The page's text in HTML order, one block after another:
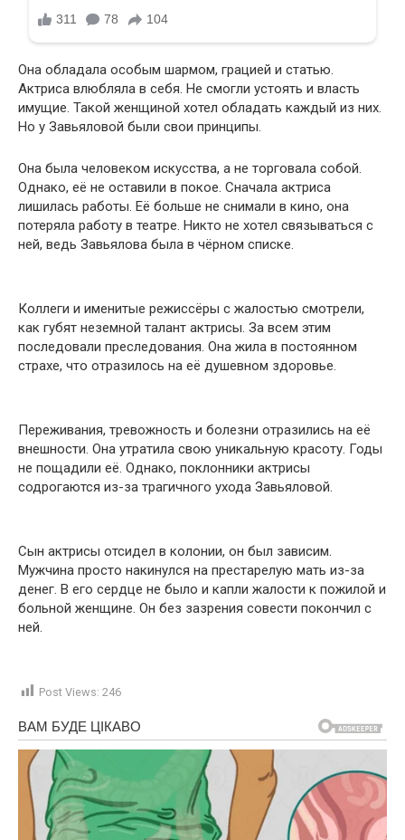
Она обладала особым шармом, грацией и статью.
Актриса влюбляла в себя. Не смогли устоять и власть
имущие. Такой женщиной хотел обладать каждый из них.
Но у Завьяловой были свои принципы.
Она была человеком искусства, а не торговала собой.
Однако, её не оставили в покое. Сначала актриса
лишилась работы. Её больше не снимали в кино, она
потеряла работу в театре. Никто не хотел связываться с
ней, ведь Завьялова была в чёрном списке.
Коллеги и именитые режиссёры с жалостью смотрели,
как губят неземной талант актрисы. За всем этим
последовали преследования. Она жила в постоянном
страхе, что отразилось на её душевном здоровье.
Переживания, тревожность и болезни отразились на её
внешности. Она утратила свою уникальную красоту. Годы
не пощадили её. Однако, поклонники актрисы
содрогаются из-за трагичного ухода Завьяловой.
Сын актрисы отсидел в колонии, он был зависим.
Мужчина просто накинулся на престарелую мать из-за
денег. В его сердце не было и капли жалости к пожилой и
больной женщине. Он без зазрения совести покончил с
ней.
Post Views: 246